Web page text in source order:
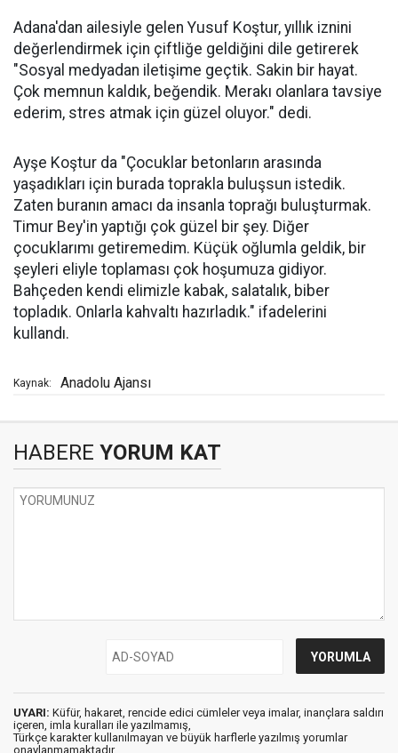
Adana'dan ailesiyle gelen Yusuf Koştur, yıllık iznini
değerlendirmek için çiftliğe geldiğini dile getirerek
"Sosyal medyadan iletişime geçtik. Sakin bir hayat.
Çok memnun kaldık, beğendik. Merakı olanlara tavsiye
ederim, stres atmak için güzel oluyor." dedi.
Ayşe Koştur da "Çocuklar betonların arasında
yaşadıkları için burada toprakla buluşsun istedik.
Zaten buranın amacı da insanla toprağı buluşturmak.
Timur Bey'in yaptığı çok güzel bir şey. Diğer
çocuklarımı getiremedim. Küçük oğlumla geldik, bir
şeyleri eliyle toplaması çok hoşumuza gidiyor.
Bahçeden kendi elimizle kabak, salatalık, biber
topladık. Onlarla kahvaltı hazırladık." ifadelerini
kullandı.
Kaynak: Anadolu Ajansı
HABERE YORUM KAT
UYARI: Küfür, hakaret, rencide edici cümleler veya imalar, inançlara saldırı
içeren, imla kuralları ile yazılmamış,
Türkçe karakter kullanılmayan ve büyük harflerle yazılmış yorumlar
onaylanmamaktadır.